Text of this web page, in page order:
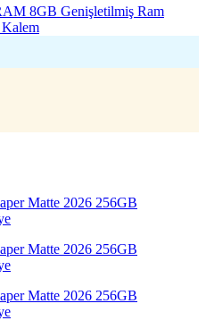
8GB Genişletilmiş Ram